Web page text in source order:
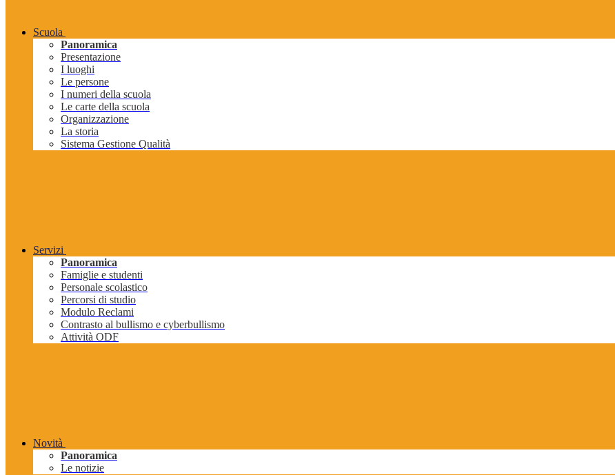
Scuola
Panoramica
Presentazione
I luoghi
Le persone
I numeri della scuola
Le carte della scuola
Organizzazione
La storia
Sistema Gestione Qualità
Servizi
Panoramica
Famiglie e studenti
Personale scolastico
Percorsi di studio
Modulo Reclami
Contrasto al bullismo e cyberbullismo
Attività ODF
Novità
Panoramica
Le notizie